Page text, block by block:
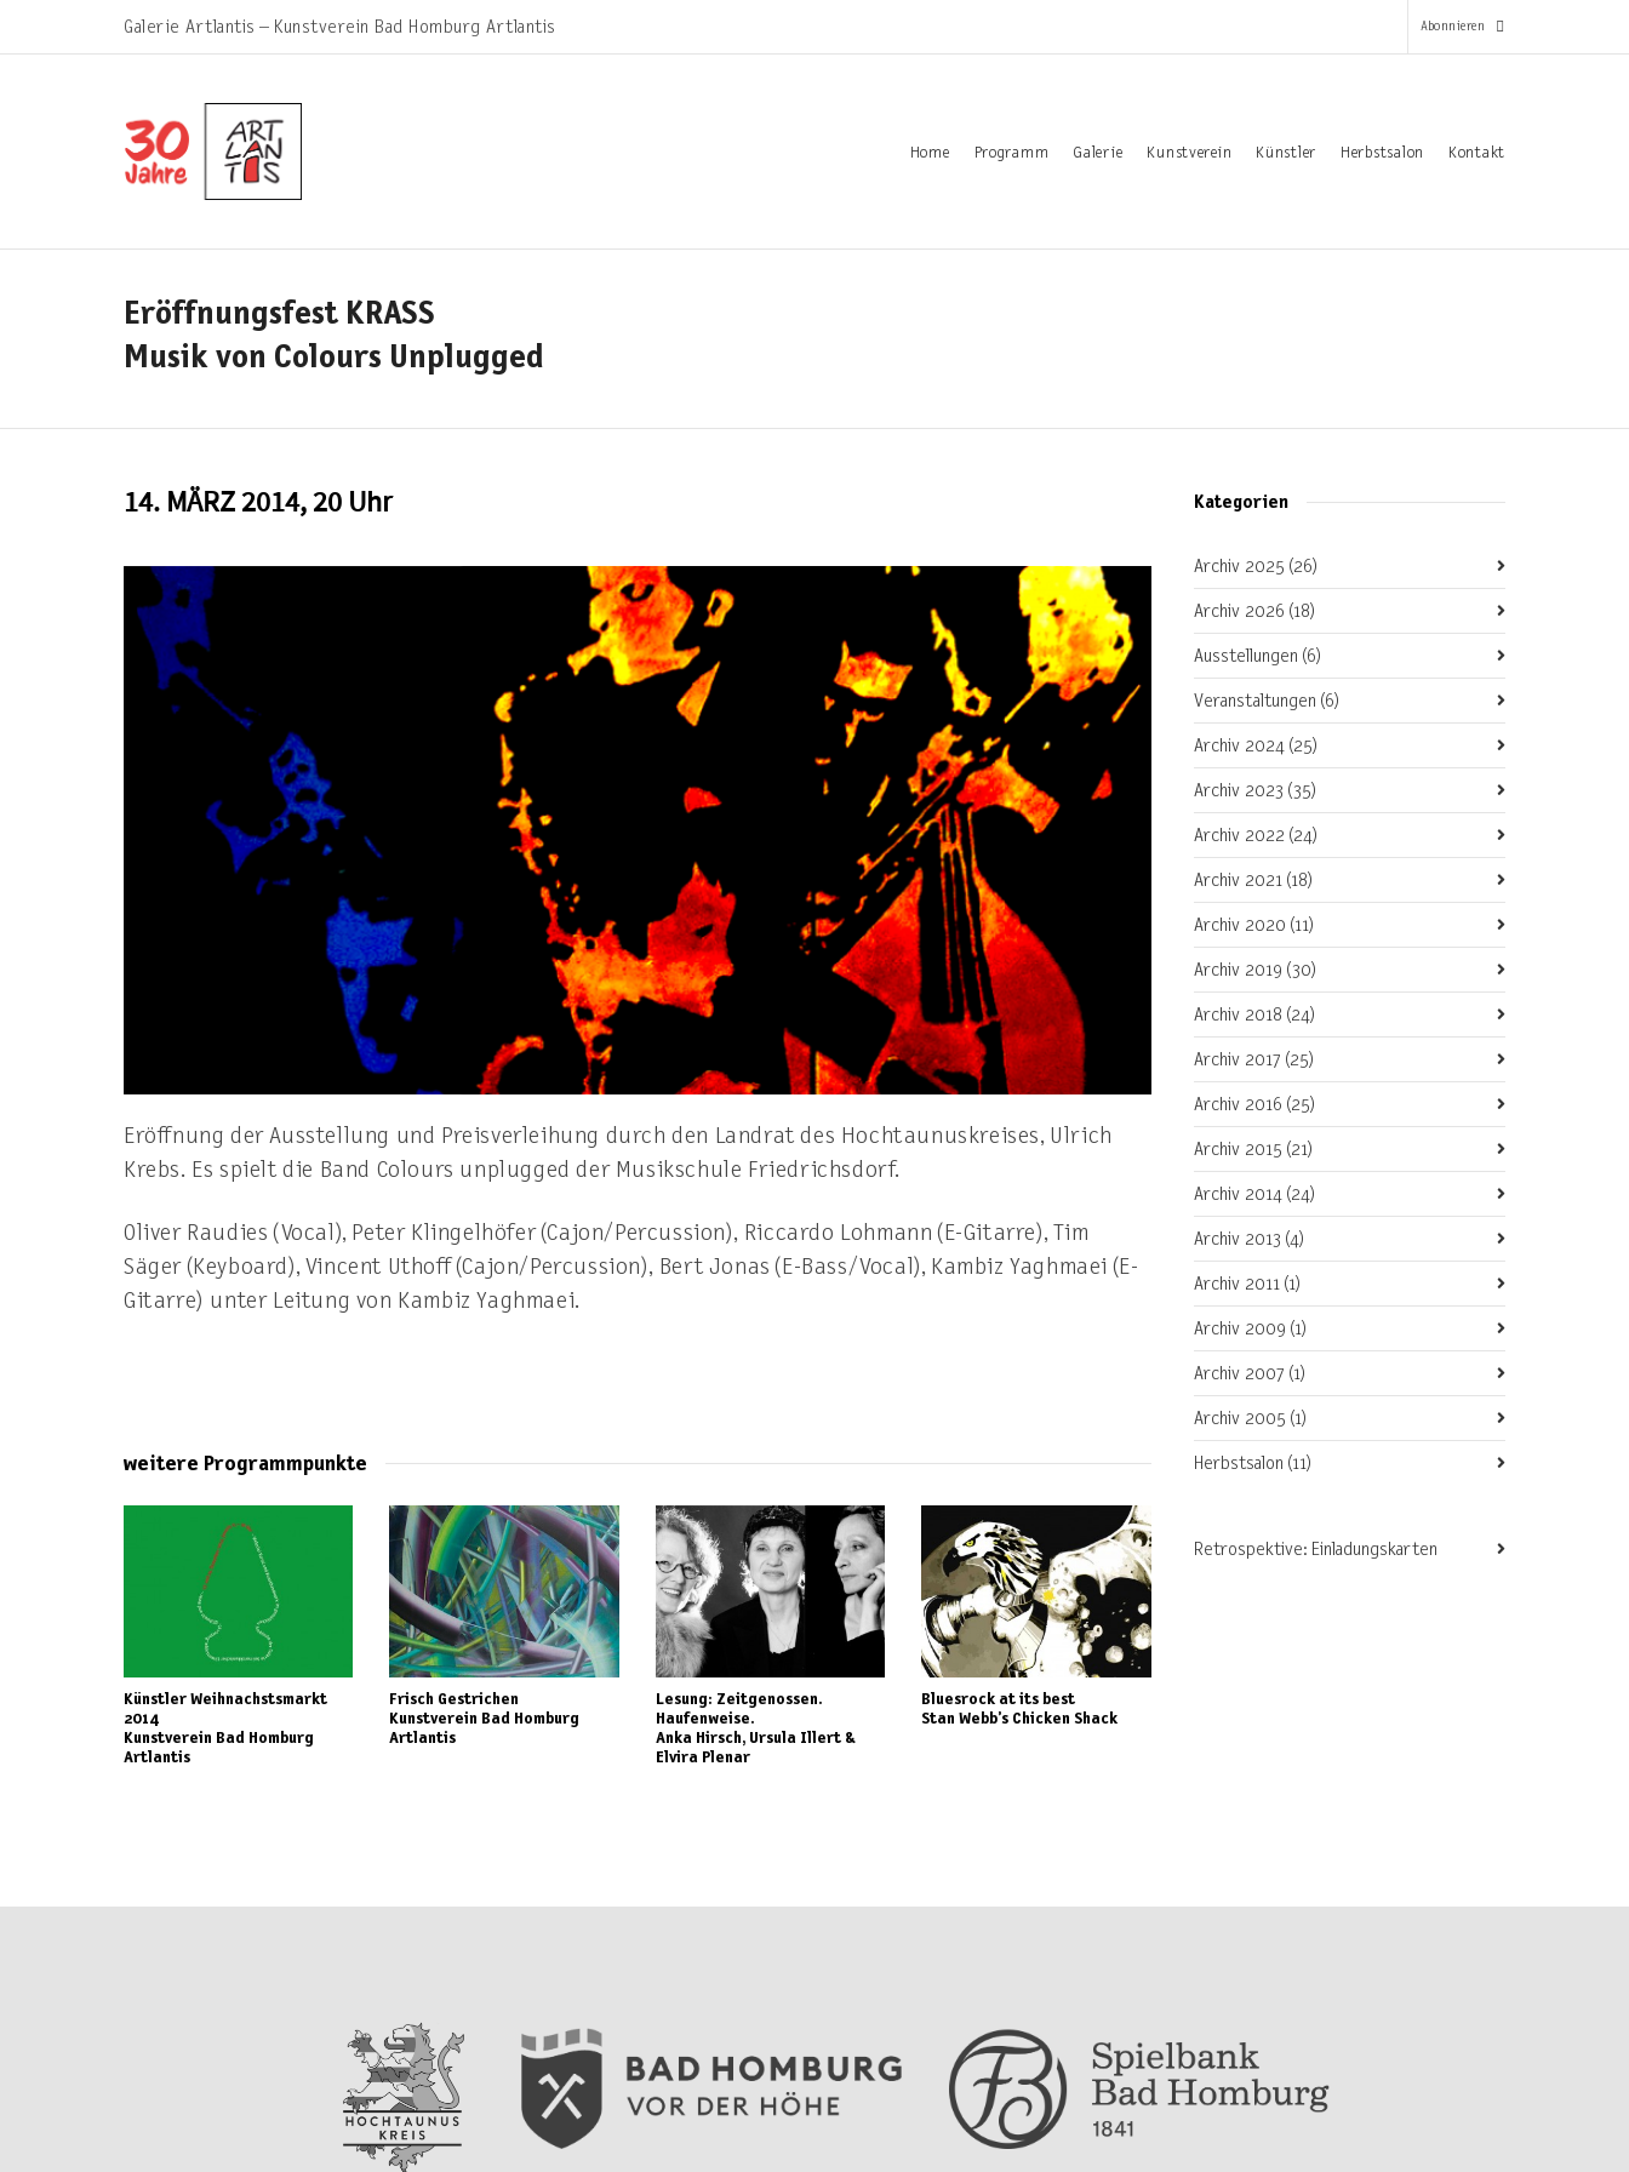
Galerie Artlantis – Kunstverein Bad Homburg Artlantis Abonnieren
*Pflichtfeld
Home Programm Galerie Kunstverein Künstler Herbstsalon Kontakt
Eröffnungsfest KRASS
Musik von Colours Unplugged
14. MÄRZ 2014, 20 Uhr
Eröffnung der Ausstellung und Preisverleihung durch den Landrat des Hochtaunuskreises, Ulrich
Krebs. Es spielt die Band Colours unplugged der Musikschule Friedrichsdorf.
Oliver Raudies (Vocal), Peter Klingelhöfer (Cajon/Percussion), Riccardo Lohmann (E-Gitarre), Tim
Säger (Keyboard), Vincent Uthoff (Cajon/Percussion), Bert Jonas (E-Bass/Vocal), Kambiz Yaghmaei (E-
Gitarre) unter Leitung von Kambiz Yaghmaei.
weitere Programmpunkte
Künstler Weihnachstsmarkt
2014
Kunstverein Bad Homburg
Artlantis
Frisch Gestrichen
Kunstverein Bad Homburg
Artlantis
Lesung: Zeitgenossen.
Haufenweise.
Anka Hirsch, Ursula Illert &
Elvira Plenar
Bluesrock at its best
Stan Webb’s Chicken Shack
Kategorien
Archiv 2025 (26)
Archiv 2026 (18)
Ausstellungen (6)
Veranstaltungen (6)
Archiv 2024 (25)
Archiv 2023 (35)
Archiv 2022 (24)
Archiv 2021 (18)
Archiv 2020 (11)
Archiv 2019 (30)
Archiv 2018 (24)
Archiv 2017 (25)
Archiv 2016 (25)
Archiv 2015 (21)
Archiv 2014 (24)
Archiv 2013 (4)
Archiv 2011 (1)
Archiv 2009 (1)
Archiv 2007 (1)
Archiv 2005 (1)
Herbstsalon (11)
Retrospektive: Einladungskarten